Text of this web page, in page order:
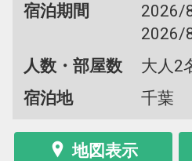
宿泊期間
2026/
2026/
人数・部屋数
大人2
宿泊地
千葉
地図表示